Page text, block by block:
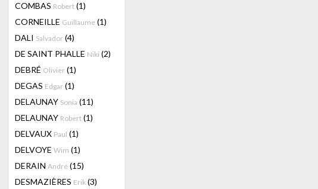
COMBAS Robert (1)
CORNEILLE Guillaume (1)
DALI Salvador (4)
DE SAINT PHALLE Niki (2)
DEBRÉ Olivier (1)
DEGAS Edgar (1)
DELAUNAY Sonia (11)
DELAUNAY Robert (1)
DELVAUX Paul (1)
DELVOYE Wim (1)
DERAIN André (15)
DESMAZIÈRES Erik (3)